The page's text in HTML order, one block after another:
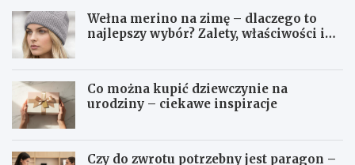
Wełna merino na zimę – dlaczego to
najlepszy wybór? Zalety, właściwości i
Co można kupić dziewczynie na
urodziny – ciekawe inspiracje
Czy do zwrotu potrzebny jest paragon –